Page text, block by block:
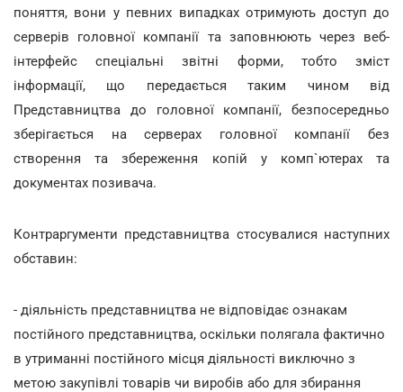
поняття, вони у певних випадках отримують доступ до
серверів головної компанії та заповнюють через веб-
інтерфейс спеціальні звітні форми, тобто зміст
інформації, що передається таким чином від
Представництва до головної компанії, безпосередньо
зберігається на серверах головної компанії без
створення та збереження копій у комп`ютерах та
документах позивача.
Контраргументи представництва стосувалися наступних
обставин:
- діяльність представництва не відповідає ознакам
постійного представництва, оскільки полягала фактично
в утриманні постійного місця діяльності виключно з
метою закупівлі товарів чи виробів або для збирання